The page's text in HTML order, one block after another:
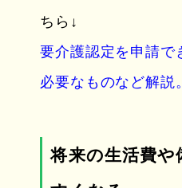
ちら↓
要介護認定を申請で
必要なものなど解説
将来の生活費や